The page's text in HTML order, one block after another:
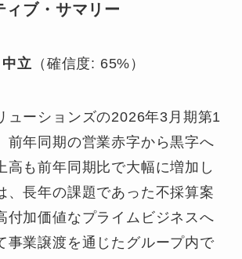
ィブ・サマリー
中立 （確信度: 65%）
ューションズの2026年3月期第1
前年同期の営業赤字から黒字へ
高も前年同期比で大幅に増加し
、長年の課題であった不採算案
付加価値なプライムビジネスへ
事業譲渡を通じたグループ内で